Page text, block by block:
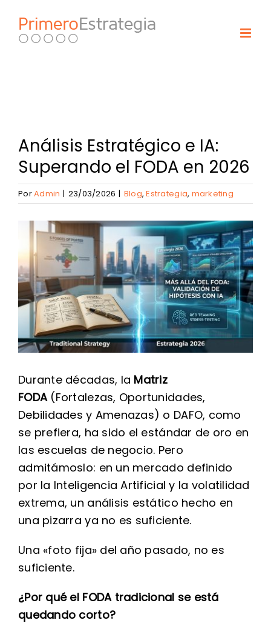
content
Análisis Estratégico e IA:
Superando el FODA en 2026
PorAdmin | 23/03/2026 | Blog,Estrategia, marketing
View
Image
Durante décadas, la Matriz
FODA(Fortalezas, Oportunidades,
Debilidades y Amenazas) o DAFO, como
se prefiera, ha sido el estándar de oro en
las escuelas de negocio. Pero
admitámoslo: en un mercado definido
por la Inteligencia Artificial y la volatilidad
extrema, un análisis estático hecho en
una pizarra ya no es suficiente.
Una «foto fija» del año pasado, no es
suficiente.
¿Por qué el FODA tradicional se está
quedando corto?